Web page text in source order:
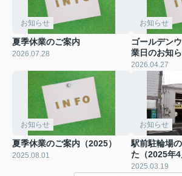
お知らせ
夏季休業のご案内
2026.07.28
お知らせ
ゴールデン
業日のお知
2026.04.27
お知らせ
夏季休業のご案内（2025）
2025.08.01
お知らせ
駅前駐輪場
た（2025年4
2025.03.19